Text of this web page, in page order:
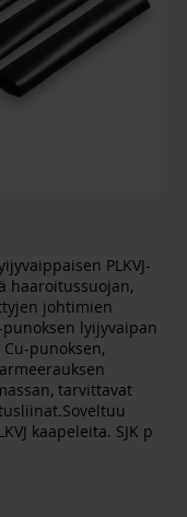
PLKVJ-
haaroitussuojan,
johtimien
lyijyvaipan
punoksen,
tarvittavat
kaapeleita. SJK p